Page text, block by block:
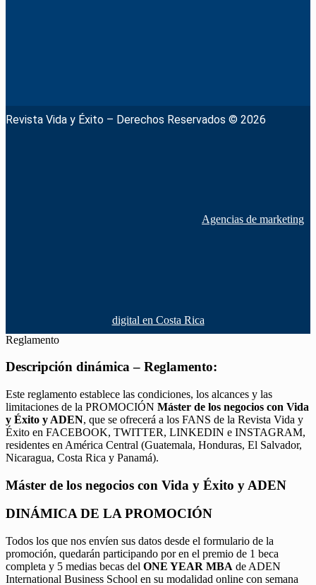
Revista Vida y Éxito – Derechos Reservados © 2026
Agencias de marketing
digital en Costa Rica
Reglamento
Descripción dinámica – Reglamento:
Este reglamento establece las condiciones, los alcances y las
limitaciones de la PROMOCIÓN Máster de los negocios con Vida
y Éxito y ADEN, que se ofrecerá a los FANS de la Revista Vida y
Éxito en FACEBOOK, TWITTER, LINKEDIN e INSTAGRAM,
residentes en América Central (Guatemala, Honduras, El Salvador,
Nicaragua, Costa Rica y Panamá).
Máster de los negocios con Vida y Éxito y ADEN
DINÁMICA DE LA PROMOCIÓN
Todos los que nos envíen sus datos desde el formulario de la
promoción, quedarán participando por en el premio de 1 beca
completa y 5 medias becas del ONE YEAR MBA de ADEN
International Business School en su modalidad online con semana